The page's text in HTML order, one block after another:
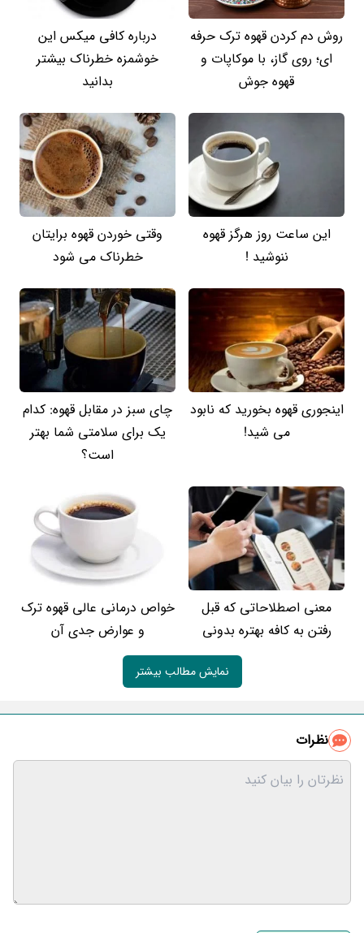
روش دم کردن قهوه ترک حرفه
ای؛ روی گاز، با موکاپات و
قهوه جوش
درباره کافی میکس این
خوشمزه خطرناک بیشتر
بدانید
این ساعت روز هرگز قهوه
ننوشید !
وقتی خوردن قهوه برایتان
خطرناک می شود
اینجوری قهوه بخورید که نابود
می شید!
چای سبز در مقابل قهوه: کدام
یک برای سلامتی شما بهتر
است؟
معنی اصطلاحاتی که قبل
رفتن به کافه بهتره بدونی
خواص درمانی عالی قهوه ترک
و عوارض جدی آن
نمایش مطالب بیشتر
نظرات